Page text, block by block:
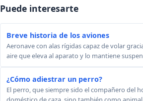
Puede interesarte
Breve historia de los aviones
Aeronave con alas rígidas capaz de volar
aire que eleva al aparato y lo mantiene
¿Cómo adiestrar un perro?
El perro, que siempre sido el compañero del